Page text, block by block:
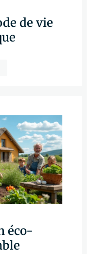
de vie
éco-